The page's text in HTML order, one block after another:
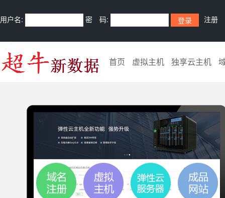
用户名: 密 码: 注册
首页 虚拟主机 独享云主机